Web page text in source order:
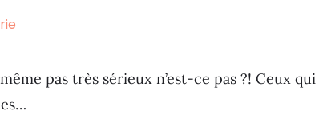
pas très sérieux n’est-ce pas ?! Ceux